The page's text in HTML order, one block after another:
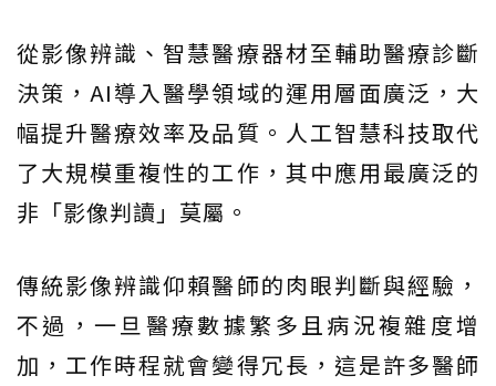
從影像辨識、智慧醫療器材至輔助醫療診斷
決策，AI導入醫學領域的運用層面廣泛，大
幅提升醫療效率及品質。人工智慧科技取代
了大規模重複性的工作，其中應用最廣泛的
非「影像判讀」莫屬。
傳統影像辨識仰賴醫師的肉眼判斷與經驗，
不過，一旦醫療數據繁多且病況複雜度增
加，工作時程就會變得冗長，這是許多醫師